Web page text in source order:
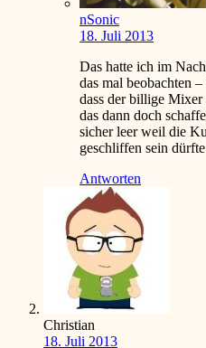
nSonic
18. Juli 2013
Das hatte ich im
das mal beobachten
dass der billige
das dann doch
sicher leer weil die
geschliffen sein dürfte
Antworten
Christian
18. Juli 2013